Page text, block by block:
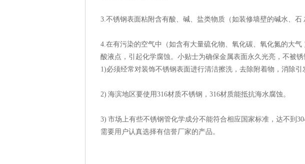
3.不锈钢表面粘附含有酸、碱、盐类物质（如装修墙壁的碱水、石
4.在有污染的空气中（如含有大量硫化物、氧化碳、氧化氮的大
酸液点，引起化学腐蚀。小贴士为确保金属表面永久光亮，不被锈
1)必须经常对装饰不锈钢表面进行清洁擦洗，去除附着物，消除引
2) 海滨地区要使用316材质不锈钢，316材质能抵抗海水腐蚀。
3) 市场上有些不锈钢管化学成分不能符合相应国家标准，达不到
需要用户认真选择有信誉厂家的产品。